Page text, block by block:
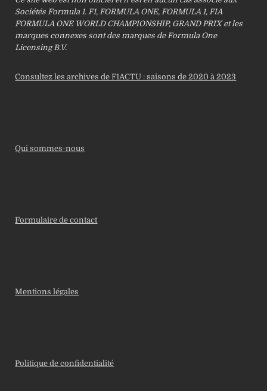
Sociétés Formula 1. F1, FORMULA ONE, FORMULA 1, FIA
FORMULA ONE WORLD CHAMPIONSHIP, GRAND PRIX et les
marques connexes sont des marques de Formula One
Licensing B.V.
Consultez les archives de F1ACTU : saisons de 2020 à 2023
Qui sommes-nous
Formulaire de contact
Mentions légales
Politique de confidentialité